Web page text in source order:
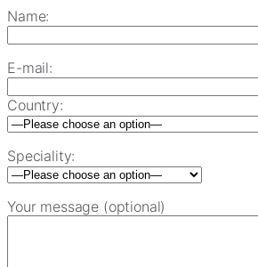
Name:
E-mail:
Country:
Speciality:
Your message (optional)